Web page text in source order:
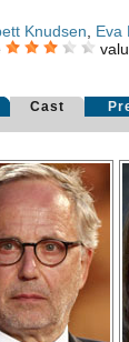
Knudsen Eva
Cast